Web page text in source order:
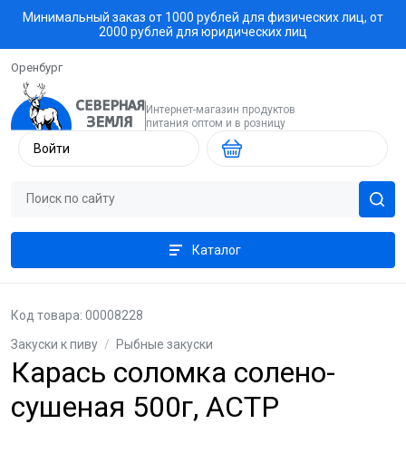
Минимальный заказ от 1000 рублей для физических лиц, от
2000 рублей для юридических лиц
Оренбург
Интернет-магазин продуктов
питания оптом и в розницу
Войти
Каталог
Закуски к пиву / Рыбные закуски
Карась соломка солено-
сушеная 500г, АСТР
Код товара: 00008228